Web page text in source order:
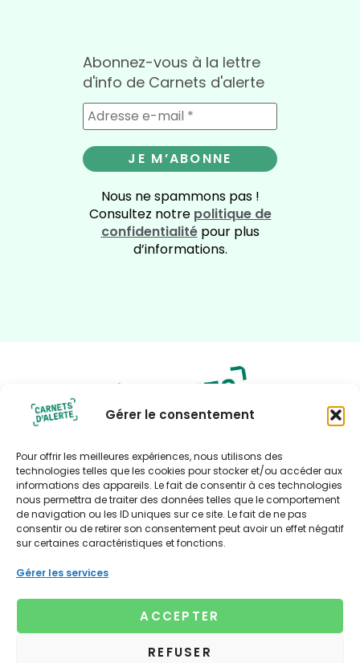
Gérer le consentement
Pour offrir les meilleures expériences, nous utilisons des
technologies telles que les cookies pour stocker et/ou accéder aux
informations des appareils. Le fait de consentir à ces technologies
nous permettra de traiter des données telles que le comportement
de navigation ou les ID uniques sur ce site. Le fait de ne pas
consentir ou de retirer son consentement peut avoir un effet négatif
sur certaines caractéristiques et fonctions.
Gérer les services
ACCEPTER
REFUSER
Abonnez-vous à la lettre
d'info de Carnets d'alerte
Nous ne spammons pas !
Consultez notre politique de
confidentialitépour plus
d’informations.
Politique de confidentialité
Politique de cookies (UE)
Contact
Contact presse
Tél : 06 67 05 75 79
xaviere@lagencenouvelleculture.fr
© 2025 Carnets d'alerte. Toute reproduction, intégrale